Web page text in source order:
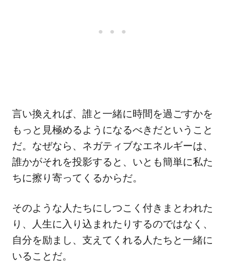
言い換えれば、誰と一緒に時間を過ごすかを
もっと見極めるようになるべきだということ
だ。なぜなら、ネガティブなエネルギーは、
誰かがそれを投影すると、いとも簡単に私た
ちに擦り寄ってくるからだ。
そのような人たちにしつこく付きまとわれた
り、人生に入り込まれたりするのではなく、
自分を励まし、支えてくれる人たちと一緒に
いることだ。